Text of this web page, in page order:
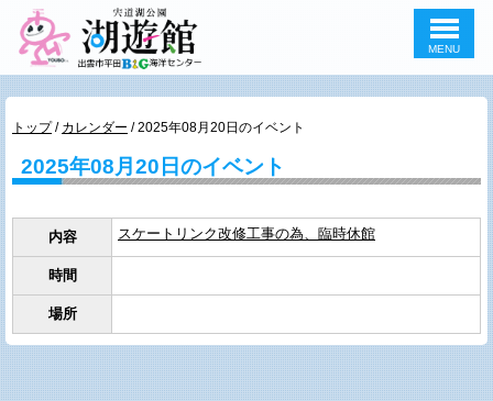
このページの本文へ
MENU
現
の
位
トップ/ カレンダー /2025年08月20日のイベント
2025年08月20日のイベント
内容 スケートリンク改修工事の為、臨時休館
時間
場所